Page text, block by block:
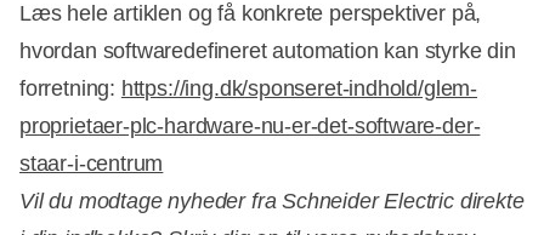
Læs hele artiklen og få konkrete perspektiver på,
hvordan softwaredefineret automation kan styrke din
forretning: https://ing.dk/sponseret-indhold/glem-
proprietaer-plc-hardware-nu-er-det-software-der-
staar-i-centrum
Vil du modtage nyheder fra Schneider Electric direkte